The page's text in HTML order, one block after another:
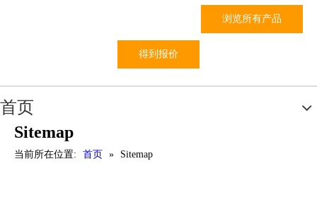
浏览所有产品
得到报价
首页
Sitemap
当前所在位置: 首页 » Sitemap